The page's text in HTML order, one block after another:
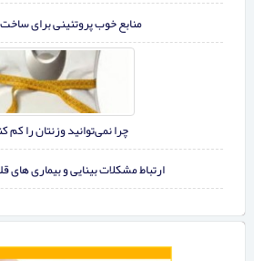
منابع خوب پروتئینی برای
چرا نمی‌توانيد وزنتان را كم
ارتباط مشکلات بینایی و بیماری های